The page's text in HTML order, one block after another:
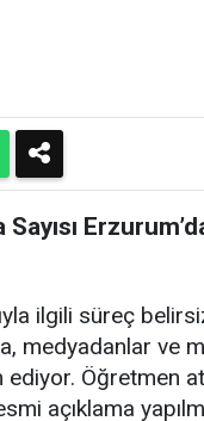
ilgili süreç
medyadanlar ve
Öğretmen
açıklama